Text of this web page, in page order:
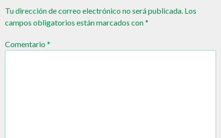
Tu dirección de correo electrónico no será publicada. Los
campos obligatorios están marcados con*
Comentario*